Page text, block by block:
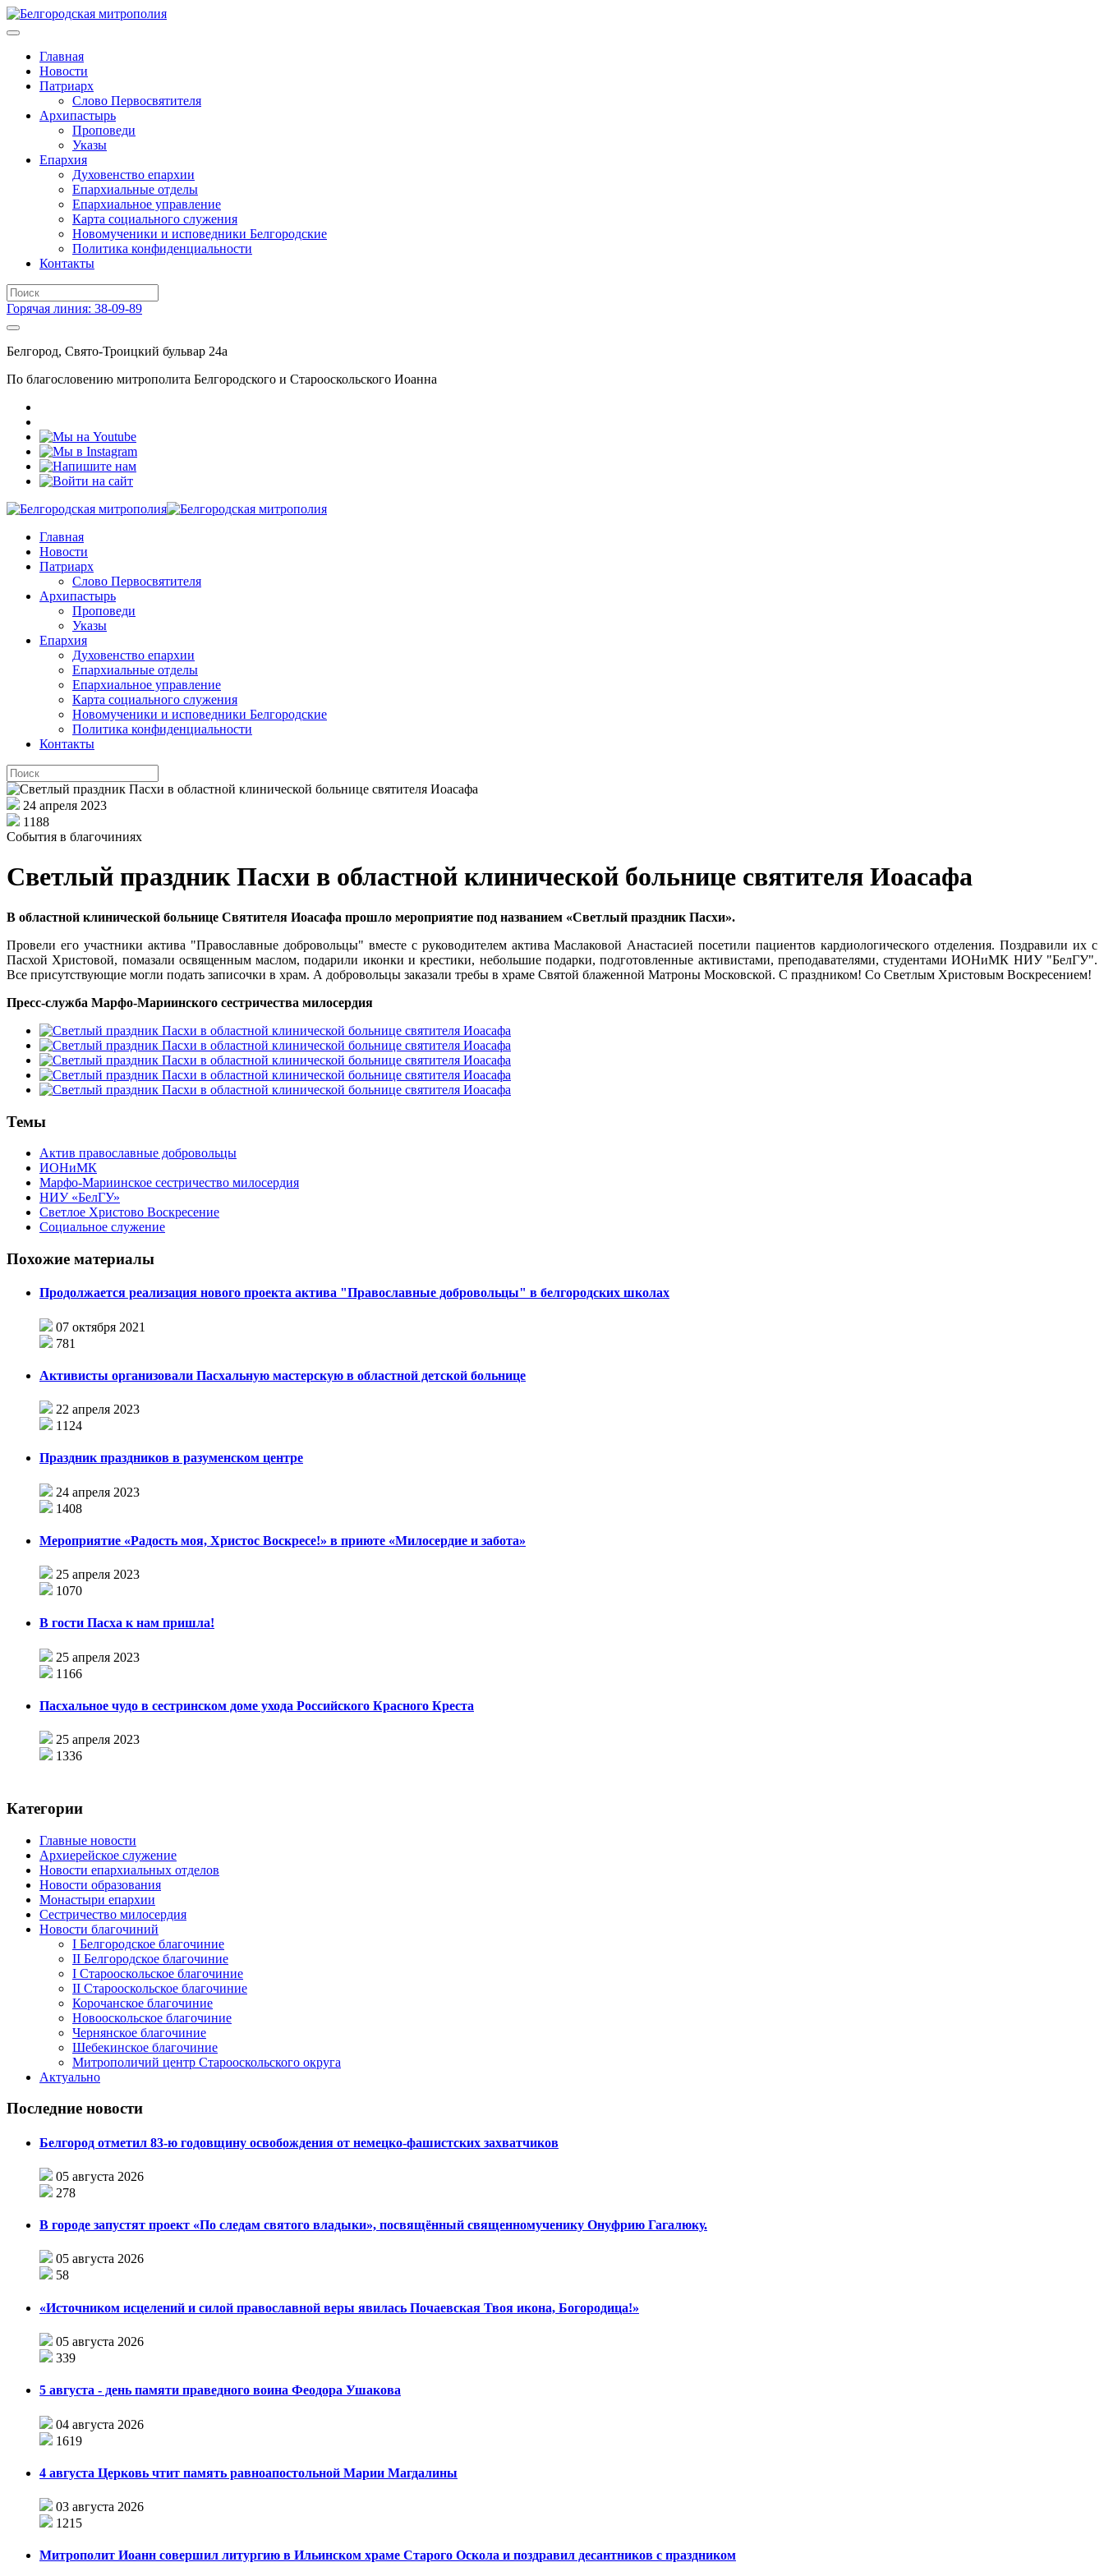
Главная
Новости
Патриарх
Слово Первосвятителя
Архипастырь
Проповеди
Указы
Епархия
Духовенство епархии
Епархиальные отделы
Епархиальное управление
Карта социального служения
Новомученики и исповедники Белгородские
Политика конфиденциальности
Контакты
Горячая линия: 38-09-89
Белгород, Свято-Троицкий бульвар 24а
По благословению митрополита Белгородского и Старооскольского Иоанна
Главная
Новости
Патриарх
Слово Первосвятителя
Архипастырь
Проповеди
Указы
Епархия
Духовенство епархии
Епархиальные отделы
Епархиальное управление
Карта социального служения
Новомученики и исповедники Белгородские
Политика конфиденциальности
Контакты
24 апреля 2023
1188
События в благочиниях
Светлый праздник Пасхи в областной клинической больнице святителя Иоасафа
В областной клинической больнице Святителя Иоасафа прошло мероприятие под названием «Светлый праздник Пасхи».
Провели его участники актива "Православные добровольцы" вместе с руководителем актива Маслаковой Анастасией посетили пациентов кардиологического отделения. Поздравили их с
Пасхой Христовой, помазали освященным маслом, подарили иконки и крестики, небольшие подарки, подготовленные активистами, преподавателями, студентами ИОНиМК НИУ "БелГУ".
Все присутствующие могли подать записочки в храм. А добровольцы заказали требы в храме Святой блаженной Матроны Московской. С праздником! Со Светлым Христовым Воскресением!
Пресс-служба Марфо-Мариинского сестричества милосердия
Темы
Актив православные добровольцы
ИОНиМК
Марфо-Мариинское сестричество милосердия
НИУ «БелГУ»
Светлое Христово Воскресение
Социальное служение
Похожие материалы
Продолжается реализация нового проекта актива "Православные добровольцы" в белгородских школах
07 октября 2021
781
Активисты организовали Пасхальную мастерскую в областной детской больнице
22 апреля 2023
1124
Праздник праздников в разуменском центре
24 апреля 2023
1408
Мероприятие «Радость моя, Христос Воскресе!» в приюте «Милосердие и забота»
25 апреля 2023
1070
В гости Пасха к нам пришла!
25 апреля 2023
1166
Пасхальное чудо в сестринском доме ухода Российского Красного Креста
25 апреля 2023
1336
Категории
Главные новости
Архиерейское служение
Новости епархиальных отделов
Новости образования
Монастыри епархии
Сестричество милосердия
Новости благочиний
I Белгородское благочиние
II Белгородское благочиние
I Старооскольское благочиние
II Старооскольское благочиние
Корочанское благочиние
Новооскольское благочиние
Чернянское благочиние
Шебекинское благочиние
Митрополичий центр Старооскольского округа
Актуально
Последние новости
Белгород отметил 83-ю годовщину освобождения от немецко-фашистских захватчиков
05 августа 2026
278
В городе запустят проект «По следам святого владыки», посвящённый священномученику Онуфрию Гагалюку.
05 августа 2026
58
«Источником исцелений и силой православной веры явилась Почаевская Твоя икона, Богородица!»
05 августа 2026
339
5 августа - день памяти праведного воина Феодора Ушакова
04 августа 2026
1619
4 августа Церковь чтит память равноапостольной Марии Магдалины
03 августа 2026
1215
Митрополит Иоанн совершил литургию в Ильинском храме Старого Оскола и поздравил десантников с праздником